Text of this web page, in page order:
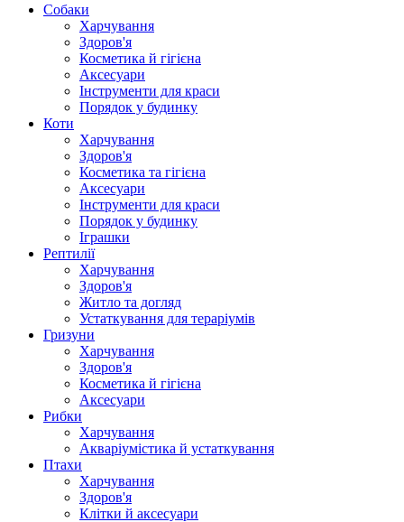
Собаки
Харчування
Здоров'я
Косметика й гігієна
Аксесуари
Інструменти для краси
Порядок у будинку
Коти
Харчування
Здоров'я
Косметика та гігієна
Аксесуари
Інструменти для краси
Порядок у будинку
Іграшки
Рептилії
Харчування
Здоров'я
Житло та догляд
Устаткування для тераріумів
Гризуни
Харчування
Здоров'я
Косметика й гігієна
Аксесуари
Рибки
Харчування
Акваріумістика й устаткування
Птахи
Харчування
Здоров'я
Клітки й аксесуари